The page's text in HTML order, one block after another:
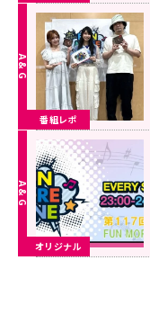
番組レポ
オリジナル